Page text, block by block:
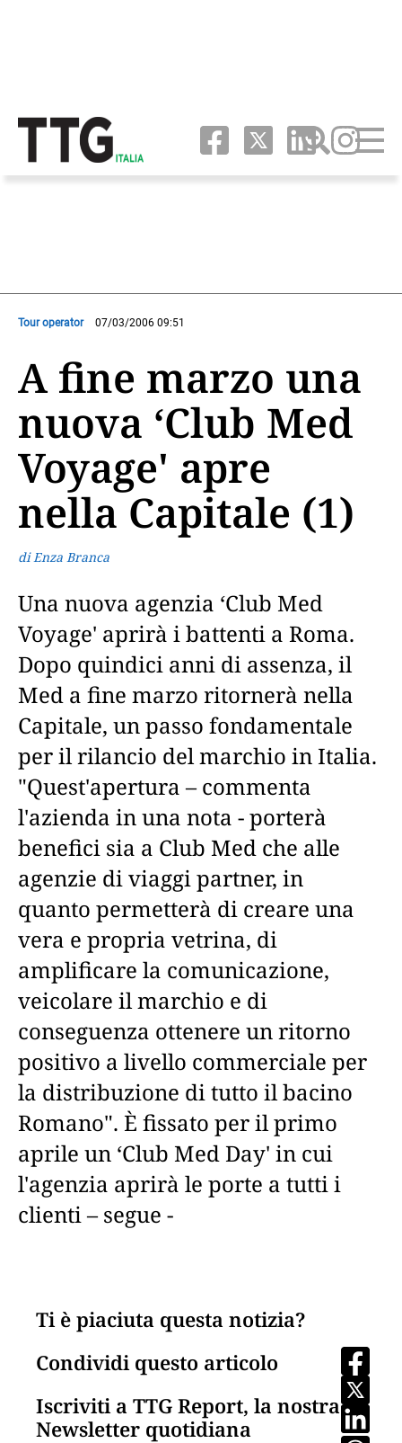
Tour operator 07/03/2006 09:51
A fine marzo una
nuova ‘Club Med
Voyage' apre
nella Capitale (1)
di Enza Branca
Una nuova agenzia ‘Club Med
Voyage' aprirà i battenti a Roma.
Dopo quindici anni di assenza, il
Med a fine marzo ritornerà nella
Capitale, un passo fondamentale
per il rilancio del marchio in Italia.
"Quest'apertura – commenta
l'azienda in una nota - porterà
benefici sia a Club Med che alle
agenzie di viaggi partner, in
quanto permetterà di creare una
vera e propria vetrina, di
amplificare la comunicazione,
veicolare il marchio e di
conseguenza ottenere un ritorno
positivo a livello commerciale per
la distribuzione di tutto il bacino
Romano". È fissato per il primo
aprile un ‘Club Med Day' in cui
l'agenzia aprirà le porte a tutti i
clienti – segue -
Ti è piaciuta questa notizia?
Condividi questo articolo
Iscriviti a TTG Report, la nostra
Newsletter quotidiana